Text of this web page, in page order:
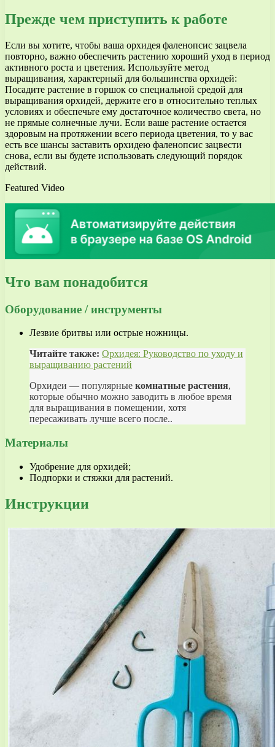
Прежде чем приступить к работе
Если вы хотите, чтобы ваша орхидея фаленопсис зацвела
повторно, важно обеспечить растению хороший уход в период
активного роста и цветения. Используйте метод
выращивания, характерный для большинства орхидей:
Посадите растение в горшок со специальной средой для
выращивания орхидей, держите его в относительно теплых
условиях и обеспечьте ему достаточное количество света, но
не прямые солнечные лучи. Если ваше растение остается
здоровым на протяжении всего периода цветения, то у вас
есть все шансы заставить орхидею фаленопсис зацвести
снова, если вы будете использовать следующий порядок
действий.
Featured Video
Что вам понадобится
Оборудование / инструменты
Лезвие бритвы или острые ножницы.
Читайте также: Орхидея: Руководство по уходу и
выращиванию растений
Орхидеи — популярные комнатные растения,
которые обычно можно заводить в любое время
для выращивания в помещении, хотя
пересаживать лучше всего после..
Материалы
Удобрение для орхидей;
Подпорки и стяжки для растений.
Инструкции